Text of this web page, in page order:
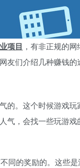
项目 ，有非正规的
友们介绍几种赚钱的
的。这个时候游戏
气，会找一些玩游
同的奖励的。这些